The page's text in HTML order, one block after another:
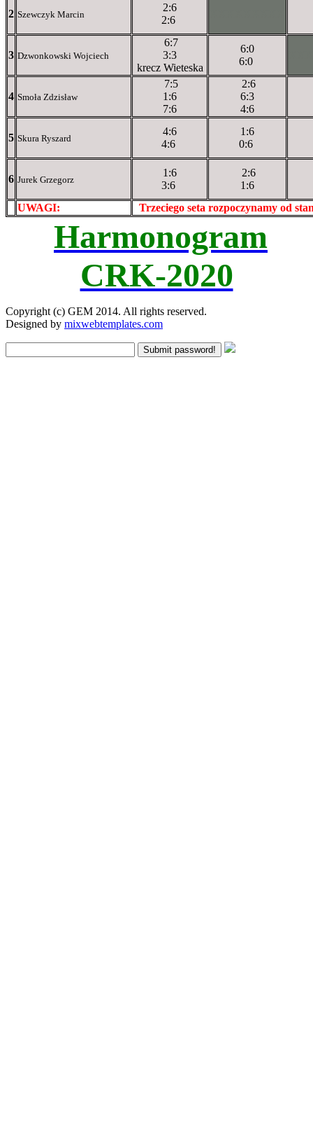
2 Szewczyk Marcin
2:6
2:6
3 Dzwonkowski Wojciech
6:7
3:3
krecz Wieteska
6:0
6:0
4 Smoła Zdzisław
7:5
1:6
7:6
2:6
6:3
4:6
5 Skura Ryszard
4:6
4:6
1:6
0:6
6 Jurek Grzegorz
1:6
3:6
2:6
1:6
UWAGI:
Trzeciego seta rozpoczynamy od
Harmonogram
CRK-2020
Copyright (c) GEM 2014. All rights reserved.
Designed by mixwebtemplates.com
Submit password!